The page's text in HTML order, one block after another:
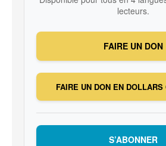
lecteurs.
FAIRE UN DON
FAIRE UN DON EN
S’ABONNER